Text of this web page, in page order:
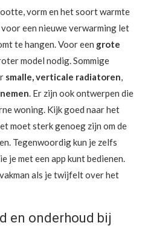
vorm en het soort warmte
een nieuwe verwarming let
te hangen. Voor een grote
model nodig. Sommige
smalle, verticale radiatoren,
. Er zijn ook ontwerpen die
woning. Kijk goed naar het
moet sterk genoeg zijn om de
Tegenwoordig kun je zelfs
je met een app kunt bedienen.
als je twijfelt over het
en onderhoud bij